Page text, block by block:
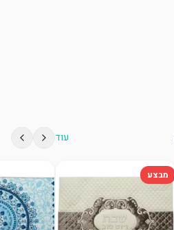
עוד
מבצע